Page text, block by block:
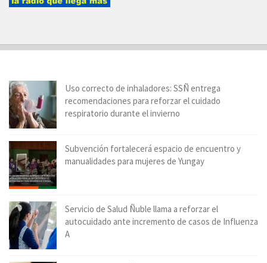
Uso correcto de inhaladores: SSÑ entrega
recomendaciones para reforzar el cuidado
respiratorio durante el invierno
Subvención fortalecerá espacio de encuentro y
manualidades para mujeres de Yungay
Servicio de Salud Ñuble llama a reforzar el
autocuidado ante incremento de casos de Influenza
A